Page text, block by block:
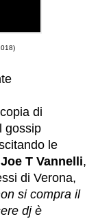
di
gossip
le
Joe T Vannelli,
di Verona,
si compra il
dj è